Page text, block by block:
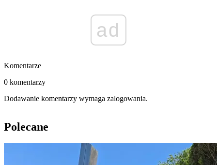
ad
Komentarze
0 komentarzy
Dodawanie komentarzy wymaga zalogowania.
Polecane